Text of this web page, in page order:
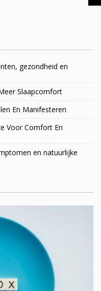
gezondheid en
Slaapcomfort
En Manifesteren
Voor Comfort En
en natuurlijke